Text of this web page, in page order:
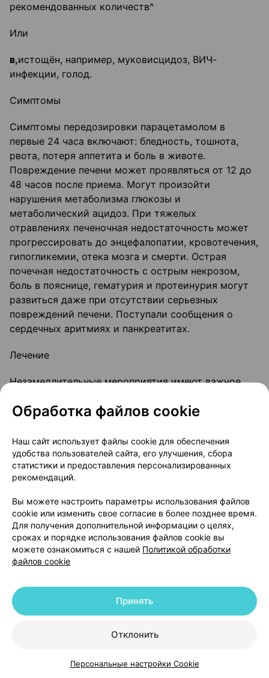
КаталогКорзинаИзбранноеПрофиль
рекомендованных количеств^
Или
в,истощён, например, муковисцидоз, ВИЧ-
инфекции, голод.
Симптомы
Симптомы передозировки парацетамолом в
первые 24 часа включают: бледность, тошнота,
рвота, потеря аппетита и боль в животе.
Повреждение печени может проявляться от 12 до
48 часов после приема. Могут произойти
нарушения метаболизма глюкозы и
метаболический ацидоз. При тяжелых
отравлениях печеночная недостаточность может
прогрессировать до энцефалопатии, кровотечения,
гипогликемии, отека мозга и смерти. Острая
почечная недостаточность с острым некрозом,
боль в пояснице, гематурия и протеинурия могут
развиться даже при отсутствии серьезных
повреждений печени. Поступали сообщения о
сердечных аритмиях и панкреатитах.
Лечение
Незамедлительные мероприятия имеют важное
парацетамолом. Несмотря на отсутствие
должны быть направлены срочно в больницу к
врачу. Симптомы могут быть ограничены
тошнотой или рвотой и могут не соответствовать
тяжести передозировки или риску повреждения
органа. Управление должно осуществляться в
соответствии с установленными руководящими
принципами лечения.
Лечение с помощью активированного угля следует
рассматривать, если передозировка была в
парацетамола следует измерять каждые 4 часа
спустя после приема внутрь. Лечение с помощью
течение 24 часов после приема парацетамола,
достигается до 8 часов после приема препарата.
Обработка файлов cookie
Наш сайт использует файлы cookie для обеспечения
удобства пользователей сайта, его улучшения, сбора
статистики и предоставления персонализированных
рекомендаций.
Вы можете настроить параметры использования файлов
cookie или изменить свое согласие в более позднее время.
Для получения дополнительной информации о целях,
сроках и порядке использования файлов cookie вы
можете ознакомиться с нашей Политикой обработки
файлов cookie
Отклонить
Принять
Персональные настройки Cookie